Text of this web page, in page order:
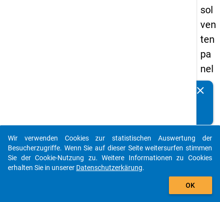
sol
ven
ten
pa
nel
s
-
ers
te
clear
auto_stories
add_shopping_cart
Wir verwenden Cookies zur statistischen Auswertung der
Besucherzugriffe. Wenn Sie auf dieser Seite weitersurfen stimmen
Sie der Cookie-Nutzung zu. Weitere Informationen zu Cookies
erhalten Sie in unserer Datenschutzerkärung.
OK